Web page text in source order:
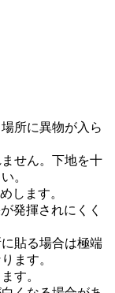
所に異物が入ら
せん。下地を十
。
します。
発揮されにくく
貼る場合は極端
ます。
す。